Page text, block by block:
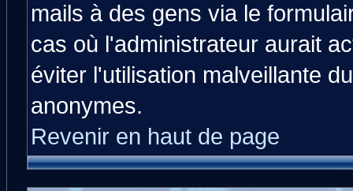
mails à des gens via le
cas où l'administrateur aurait
éviter l'utilisation malveillante
anonymes.
Revenir en haut de page